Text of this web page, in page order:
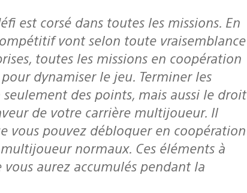
vont selon toute vraisemblance
toutes les missions en coopération
dynamiser le jeu. Terminer les
des points, mais aussi le droit
de votre carrière multijoueur. Il
vous pouvez débloquer en coopération
normaux. Ces éléments à
aurez accumulés pendant la